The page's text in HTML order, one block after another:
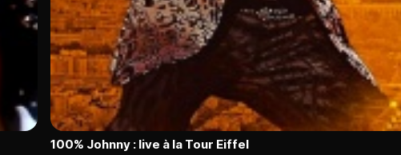
100% Johnny : live à la Tour Eiffel